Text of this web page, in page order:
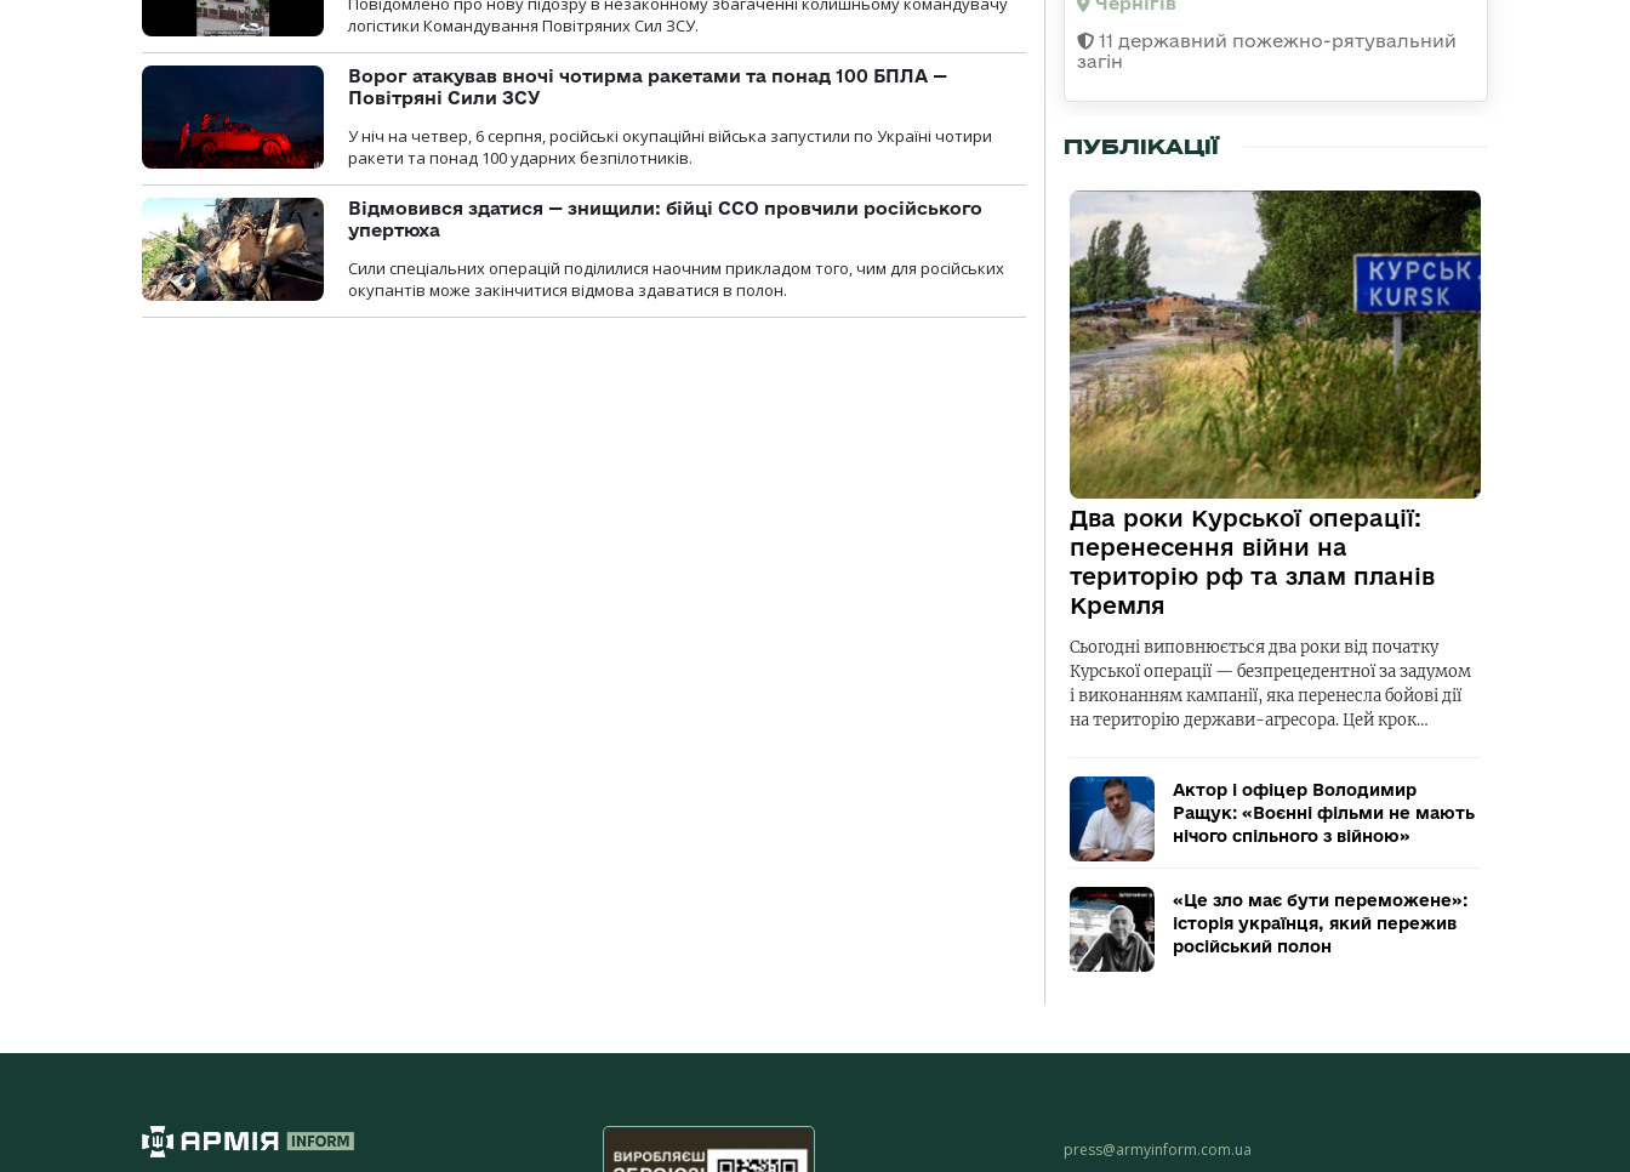
логістики Командування Повітряних Сил ЗСУ.
Ворог атакував вночі чотирма ракетами та понад 100 БПЛА —
Повітряні Сили ЗСУ
У ніч на четвер, 6 серпня, російські окупаційні війська запустили по Україні чотири
ракети та понад 100 ударних безпілотників.
Відмовився здатися — знищили: бійці ССО провчили російського
упертюха
Сили спеціальних операцій поділилися наочним прикладом того, чим для російських
окупантів може закінчитися відмова здаватися в полон.
11 державний пожежно-рятувальний
загін
ПУБЛІКАЦІЇ
Два роки Курської операції:
перенесення війни на
територію рф та злам планів
Кремля
Сьогодні виповнюється два роки від початку
Курської операції — безпрецедентної за задумом
і виконанням кампанії, яка перенесла бойові дії
на територію держави-агресора. Цей крок…
Актор і офіцер Володимир
Ращук: «Воєнні фільми не мають
нічого спільного з війною»
«Це зло має бути переможене»:
історія українця, який пережив
російський полон
press@armyinform.com.ua